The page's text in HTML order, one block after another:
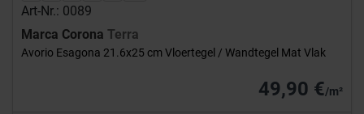
Art-Nr.: 0089
Marca Corona Terra
Avorio Esagona 21.6x25 cm Vloertegel / Wandtegel Mat Vlak
49,90 €/m²